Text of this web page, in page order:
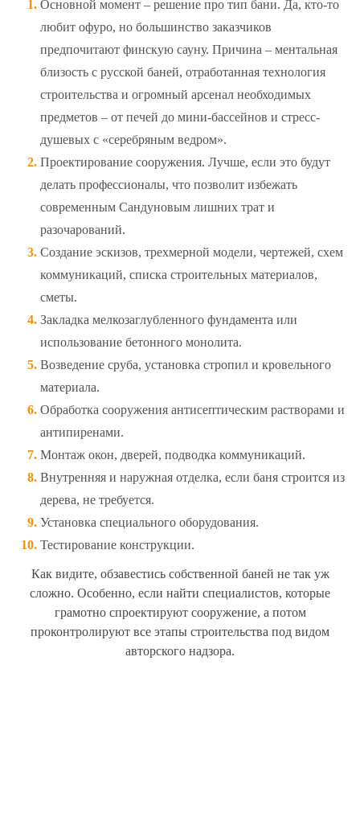
Основной момент – решение про тип бани. Да, кто-то
любит офуро, но большинство заказчиков
предпочитают финскую сауну. Причина – ментальная
близость с русской баней, отработанная технология
строительства и огромный арсенал необходимых
предметов – от печей до мини-бассейнов и стресс-
душевых с «серебряным ведром».
Проектирование сооружения. Лучше, если это будут
делать профессионалы, что позволит избежать
современным Сандуновым лишних трат и
разочарований.
Создание эскизов, трехмерной модели, чертежей, схем
коммуникаций, списка строительных материалов,
сметы.
Закладка мелкозаглубленного фундамента или
использование бетонного монолита.
Возведение сруба, установка стропил и кровельного
материала.
Обработка сооружения антисептическим растворами и
антипиренами.
Монтаж окон, дверей, подводка коммуникаций.
Внутренняя и наружная отделка, если баня строится из
дерева, не требуется.
Установка специального оборудования.
Тестирование конструкции.
Как видите, обзавестись собственной баней не так уж
сложно. Особенно, если найти специалистов, которые
грамотно спроектируют сооружение, а потом
проконтролируют все этапы строительства под видом
авторского надзора.